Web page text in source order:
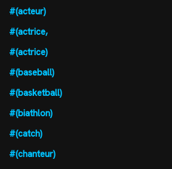
#(acteur)
#(actrice,
#(actrice)
#(baseball)
#(basketball)
#(biathlon)
#(catch)
#(chanteur)